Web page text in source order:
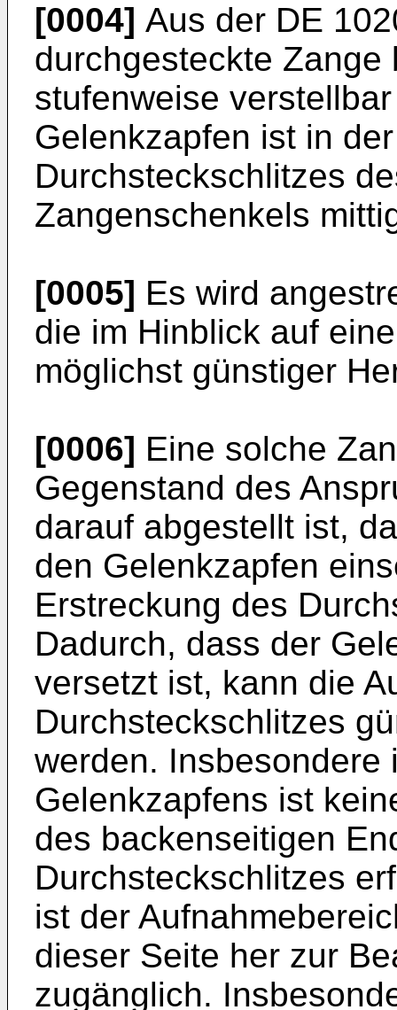
[0004] Aus der DE
durchgesteckte Zange
stufenweise
Gelenkzapfen ist in
Durchsteckschlitzes
Zangenschenkels
[0005] Es wird
die im Hinblick auf
möglichst günstiger
[0006] Eine solche
Gegenstand des
darauf abgestellt ist,
den Gelenkzapfen
Erstreckung des
Dadurch, dass der
versetzt ist, kann die
Durchsteckschlitzes
werden. Insbesondere
Gelenkzapfens ist
des backenseitigen
Durchsteckschlitzes
ist der
dieser Seite her zur
zugänglich.